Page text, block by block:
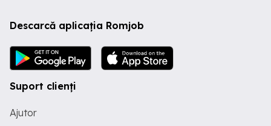
Descarcă aplicația Romjob
Suport clienți
Ajutor